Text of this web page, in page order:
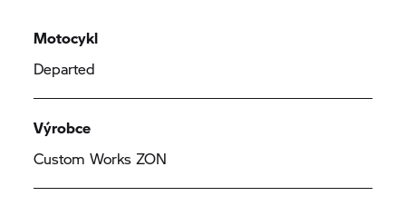
Motocykl
Departed
Výrobce
Custom Works ZON